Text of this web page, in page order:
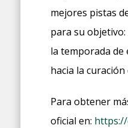
mejores pistas
para su
la temporada
hacia la
Para obtener
oficial en: